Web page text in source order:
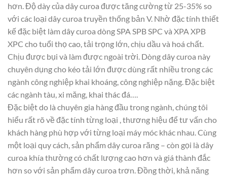
hơn. Độ dày của dây curoa được tăng cường từ 25-35% so
với các loại dây curoa truyền thống bản V. Nhờ đặc tính thiết
kế đặc biệt làm dây curoa dòng SPA SPB SPC và XPA XPB
XPC cho tuổi thọ cao, tải trọng lớn, chịu dầu và hoá chất.
Chịu được bụi và làm được ngoài trời. Dòng dây curoa này
chuyên dụng cho kéo tải lớn được dùng rất nhiều trong các
ngành công nghiệp khai khoáng, công nghiệp nặng. Đặc biệt
các ngành tàu, xi măng, khai thác đá….
Đặc biệt do là chuyên gia hàng đầu trong ngành, chúng tôi
hiểu rất rõ về đặc tính từng loại , thương hiệu để tư vấn cho
khách hàng phù hợp với từng loại máy móc khác nhau. Cùng
một loại quy cách, sản phẩm dây curoa răng – còn gọi là dây
curoa khía thường có chất lượng cao hơn và giá thành đắc
hơn so với sản phẩm dây curoa trơn. Đồng thời, khả năng